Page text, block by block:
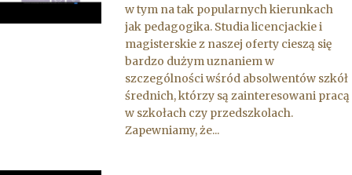
w tym na tak popularnych kierunkach
jak pedagogika. Studia licencjackie i
magisterskie z naszej oferty cieszą się
bardzo dużym uznaniem w
szczególności wśród absolwentów szkół
średnich, którzy są zainteresowani pracą
w szkołach czy przedszkolach.
Zapewniamy, że...